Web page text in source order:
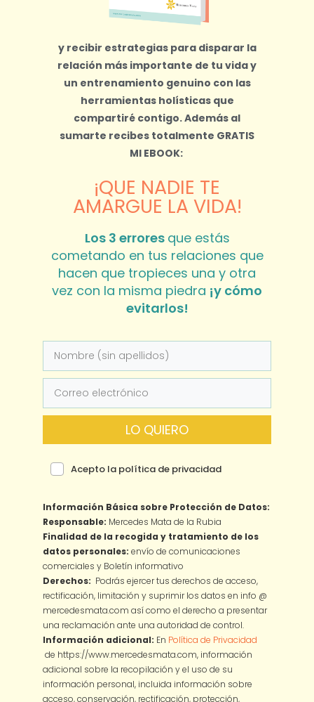
y recibir estrategias para disparar la
relación más importante de tu vida y
un entrenamiento genuino con las
herramientas holísticas que
compartiré contigo.Además al
sumarte recibes totalmente GRATIS
MI EBOOK:
¡QUE NADIE TE
AMARGUE LA VIDA!
Los 3 errores que estás
cometando en tus relaciones que
hacen que tropieces una y otra
vez con la misma piedra ¡y cómo
evitarlos!
LO QUIERO
Acepto la política de privacidad
Información Básica sobre Protección de Datos:
Responsable: Mercedes Mata de la Rubia
Finalidad de la recogida y tratamiento de los
datos personales: envío de comunicaciones
comerciales y Boletín informativo
Derechos: Podrás ejercer tus derechos de acceso,
rectificación, limitación y suprimir los datos en info @
mercedesmata.com así como el derecho a presentar
una reclamación ante una autoridad de control.
Información adicional: En Política de Privacidad
de https://www.mercedesmata.com, información
adicional sobre la recopilación y el uso de su
información personal, incluida información sobre
acceso, conservación, rectificación, protección,